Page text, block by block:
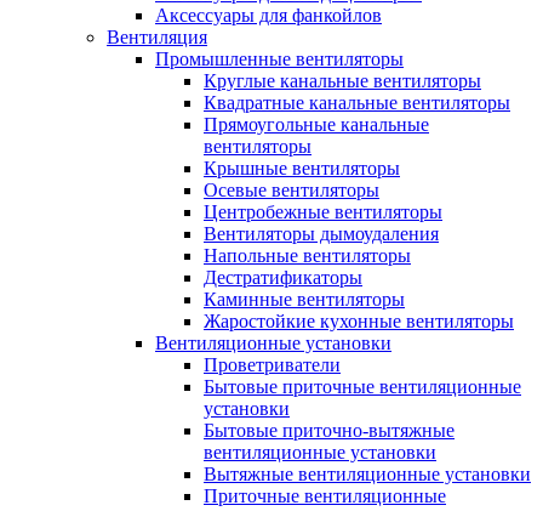
Аксессуары для фанкойлов
Вентиляция
Промышленные вентиляторы
Круглые канальные вентиляторы
Квадратные канальные вентиляторы
Прямоугольные канальные
вентиляторы
Крышные вентиляторы
Осевые вентиляторы
Центробежные вентиляторы
Вентиляторы дымоудаления
Напольные вентиляторы
Дестратификаторы
Каминные вентиляторы
Жаростойкие кухонные вентиляторы
Вентиляционные установки
Проветриватели
Бытовые приточные вентиляционные
установки
Бытовые приточно-вытяжные
вентиляционные установки
Вытяжные вентиляционные установки
Приточные вентиляционные